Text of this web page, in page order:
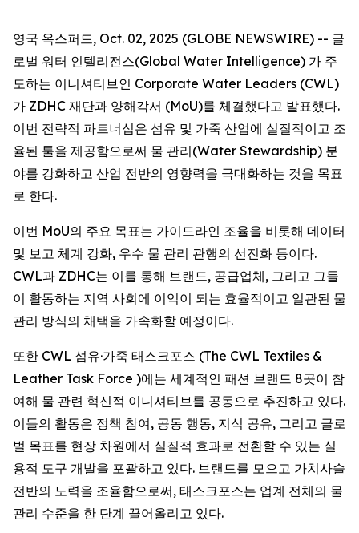
영국 옥스퍼드, Oct. 02, 2025 (GLOBE NEWSWIRE) -- 글
로벌 워터 인텔리전스(Global Water Intelligence) 가 주
도하는 이니셔티브인 Corporate Water Leaders (CWL)
가 ZDHC 재단과 양해각서 (MoU)를 체결했다고 발표했다.
이번 전략적 파트너십은 섬유 및 가죽 산업에 실질적이고 조
율된 툴을 제공함으로써 물 관리(Water Stewardship) 분
야를 강화하고 산업 전반의 영향력을 극대화하는 것을 목표
로 한다.
이번 MoU의 주요 목표는 가이드라인 조율을 비롯해 데이터
및 보고 체계 강화, 우수 물 관리 관행의 선진화 등이다.
CWL과 ZDHC는 이를 통해 브랜드, 공급업체, 그리고 그들
이 활동하는 지역 사회에 이익이 되는 효율적이고 일관된 물
관리 방식의 채택을 가속화할 예정이다.
또한 CWL 섬유·가죽 태스크포스 (The CWL Textiles &
Leather Task Force )에는 세계적인 패션 브랜드 8곳이 참
여해 물 관련 혁신적 이니셔티브를 공동으로 추진하고 있다.
이들의 활동은 정책 참여, 공동 행동, 지식 공유, 그리고 글로
벌 목표를 현장 차원에서 실질적 효과로 전환할 수 있는 실
용적 도구 개발을 포괄하고 있다. 브랜드를 모으고 가치사슬
전반의 노력을 조율함으로써, 태스크포스는 업계 전체의 물
관리 수준을 한 단계 끌어올리고 있다.